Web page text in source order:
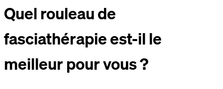
Quel rouleau de
fasciathérapie est-il le
meilleur pour vous ?